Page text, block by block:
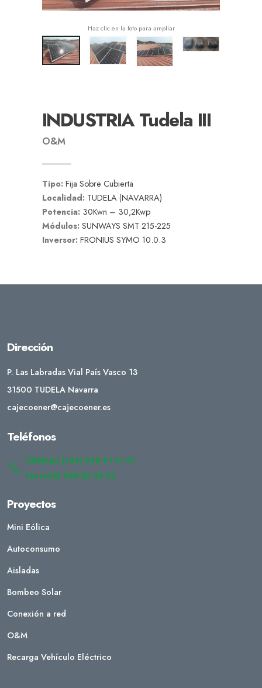
Haz clic en la foto para ampliar
INDUSTRIA Tudela III
O&M
Tipo: Fija Sobre Cubierta
Localidad: TUDELA (NAVARRA)
Potencia: 30Kwn – 30,2Kwp
Módulos: SUNWAYS SMT 215-225
Inversor: FRONIUS SYMO 10.0.3
Dirección
P. Las Labradas Vial País Vasco 13
31500 TUDELA Navarra
cajecoener@cajecoener.es
Teléfonos
Teléfono (+34) 948 41 41 41
Fax (+34) 948 82 48 22
Proyectos
Mini Eólica
Autoconsumo
Aisladas
Bombeo Solar
Conexión a red
O&M
Recarga Vehículo Eléctrico